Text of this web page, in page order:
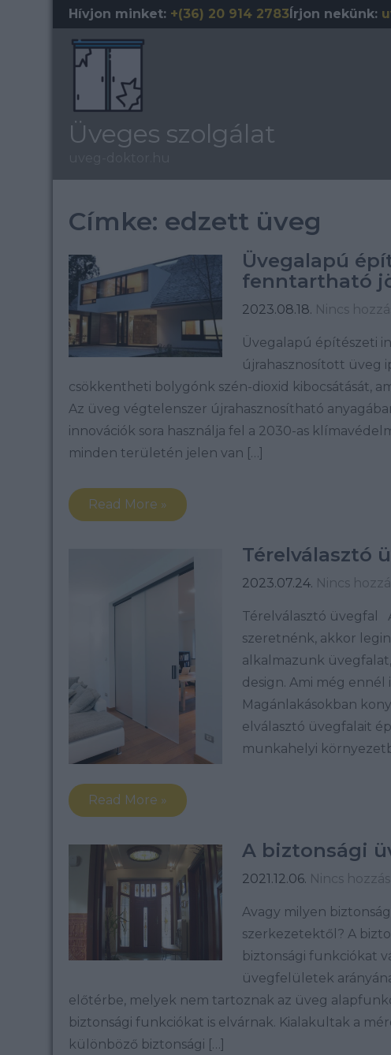
Hívjon minket: +(36) 20 914 2783Írjon nekünk:
Üveges szolgálat
Címke: edzett üveg
Üvegalapú
fenntartható
2023.08.18. Nincs
Üvegalapú építészeti
újrahasznosított üveg
csökkentheti bolygónk szén-dioxid kibocsátását,
Az üveg végtelenszer újrahasznosítható
innovációk sora használja fel a 2030-as
minden területén jelen van […]
Read More »
Térelválasztó
2023.07.24. Nincs
Térelválasztó üvegfal
szeretnénk, akkor
alkalmazunk
design. Ami még ennél
Magánlakásokban
elválasztó üvegfalait
munkahelyi
Read More »
A biztonsági
2021.12.06. Nincs
Avagy milyen
szerkezetektől? A
biztonsági funkciókat
üvegfelületek
előtérbe, melyek nem tartoznak az üveg
biztonsági funkciókat is elvárnak. Kialakultak a
különböző biztonsági […]